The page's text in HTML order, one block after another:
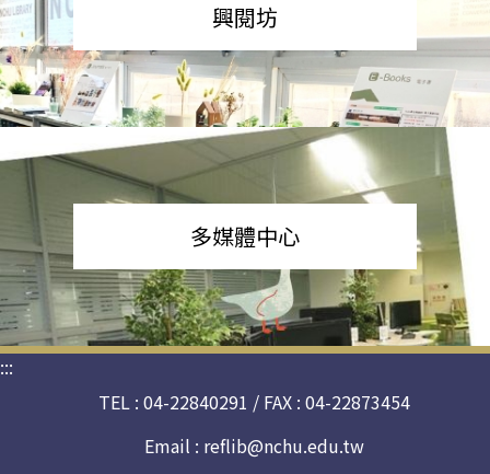
興閱坊
多媒體中心
:::
TEL : 04-22840291 / FAX : 04-22873454
Email : reflib@nchu.edu.tw